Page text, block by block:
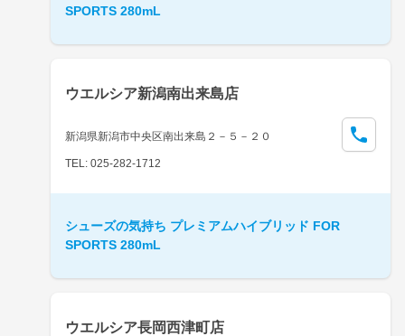
SPORTS 280mL
ウエルシア新潟南出来島店
新潟県新潟市中央区南出来島２－５－２０
TEL: 025-282-1712
シューズの気持ち プレミアムハイブリッド FOR
SPORTS 280mL
ウエルシア長岡西津町店